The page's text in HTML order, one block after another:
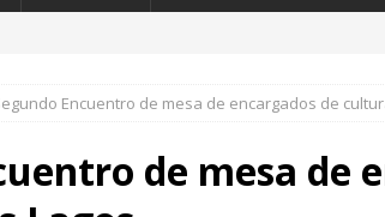
Encuentro de mesa de encargados de
de mesa